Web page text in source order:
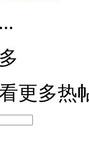
更多热